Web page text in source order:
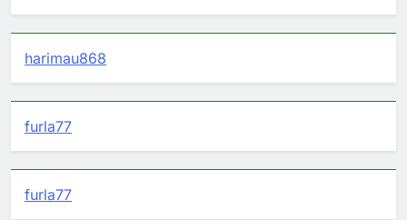
harimau868
furla77
furla77